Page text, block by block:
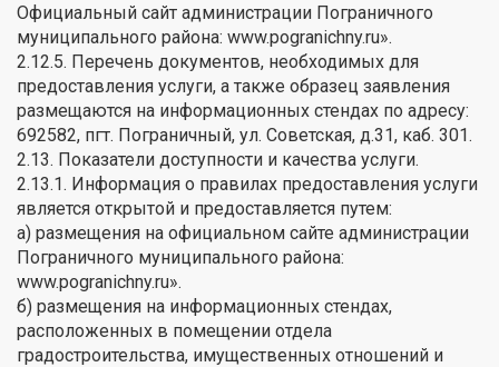
Официальный сайт администрации Пограничного
муниципального района: www.pogranichny.ru».
2.12.5. Перечень документов, необходимых для
предоставления услуги, а также образец заявления
размещаются на информационных стендах по адресу:
692582, пгт. Пограничный, ул. Советская, д.31, каб. 301.
2.13. Показатели доступности и качества услуги.
2.13.1. Информация о правилах предоставления услуги
является открытой и предоставляется путем:
а) размещения на официальном сайте администрации
Пограничного муниципального района:
www.pogranichny.ru».
б) размещения на информационных стендах,
расположенных в помещении отдела
градостроительства, имущественных отношений и